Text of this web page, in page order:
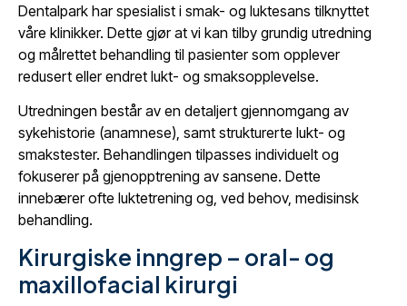
Dentalpark har spesialist i smak- og luktesans tilknyttet
våre klinikker. Dette gjør at vi kan tilby grundig utredning
og målrettet behandling til pasienter som opplever
redusert eller endret lukt- og smaksopplevelse.
Utredningen består av en detaljert gjennomgang av
sykehistorie (anamnese), samt strukturerte lukt- og
smakstester. Behandlingen tilpasses individuelt og
fokuserer på gjenopptrening av sansene. Dette
innebærer ofte luktetrening og, ved behov, medisinsk
behandling.
Kirurgiske inngrep – oral- og
maxillofacial kirurgi